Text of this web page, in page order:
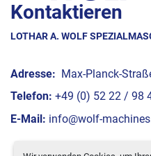
Kontaktieren
LOTHAR A. WOLF
Adresse: Max-Planck-
Telefon: +49 (0) 52 22 / 98
E-Mail: info@wolf-